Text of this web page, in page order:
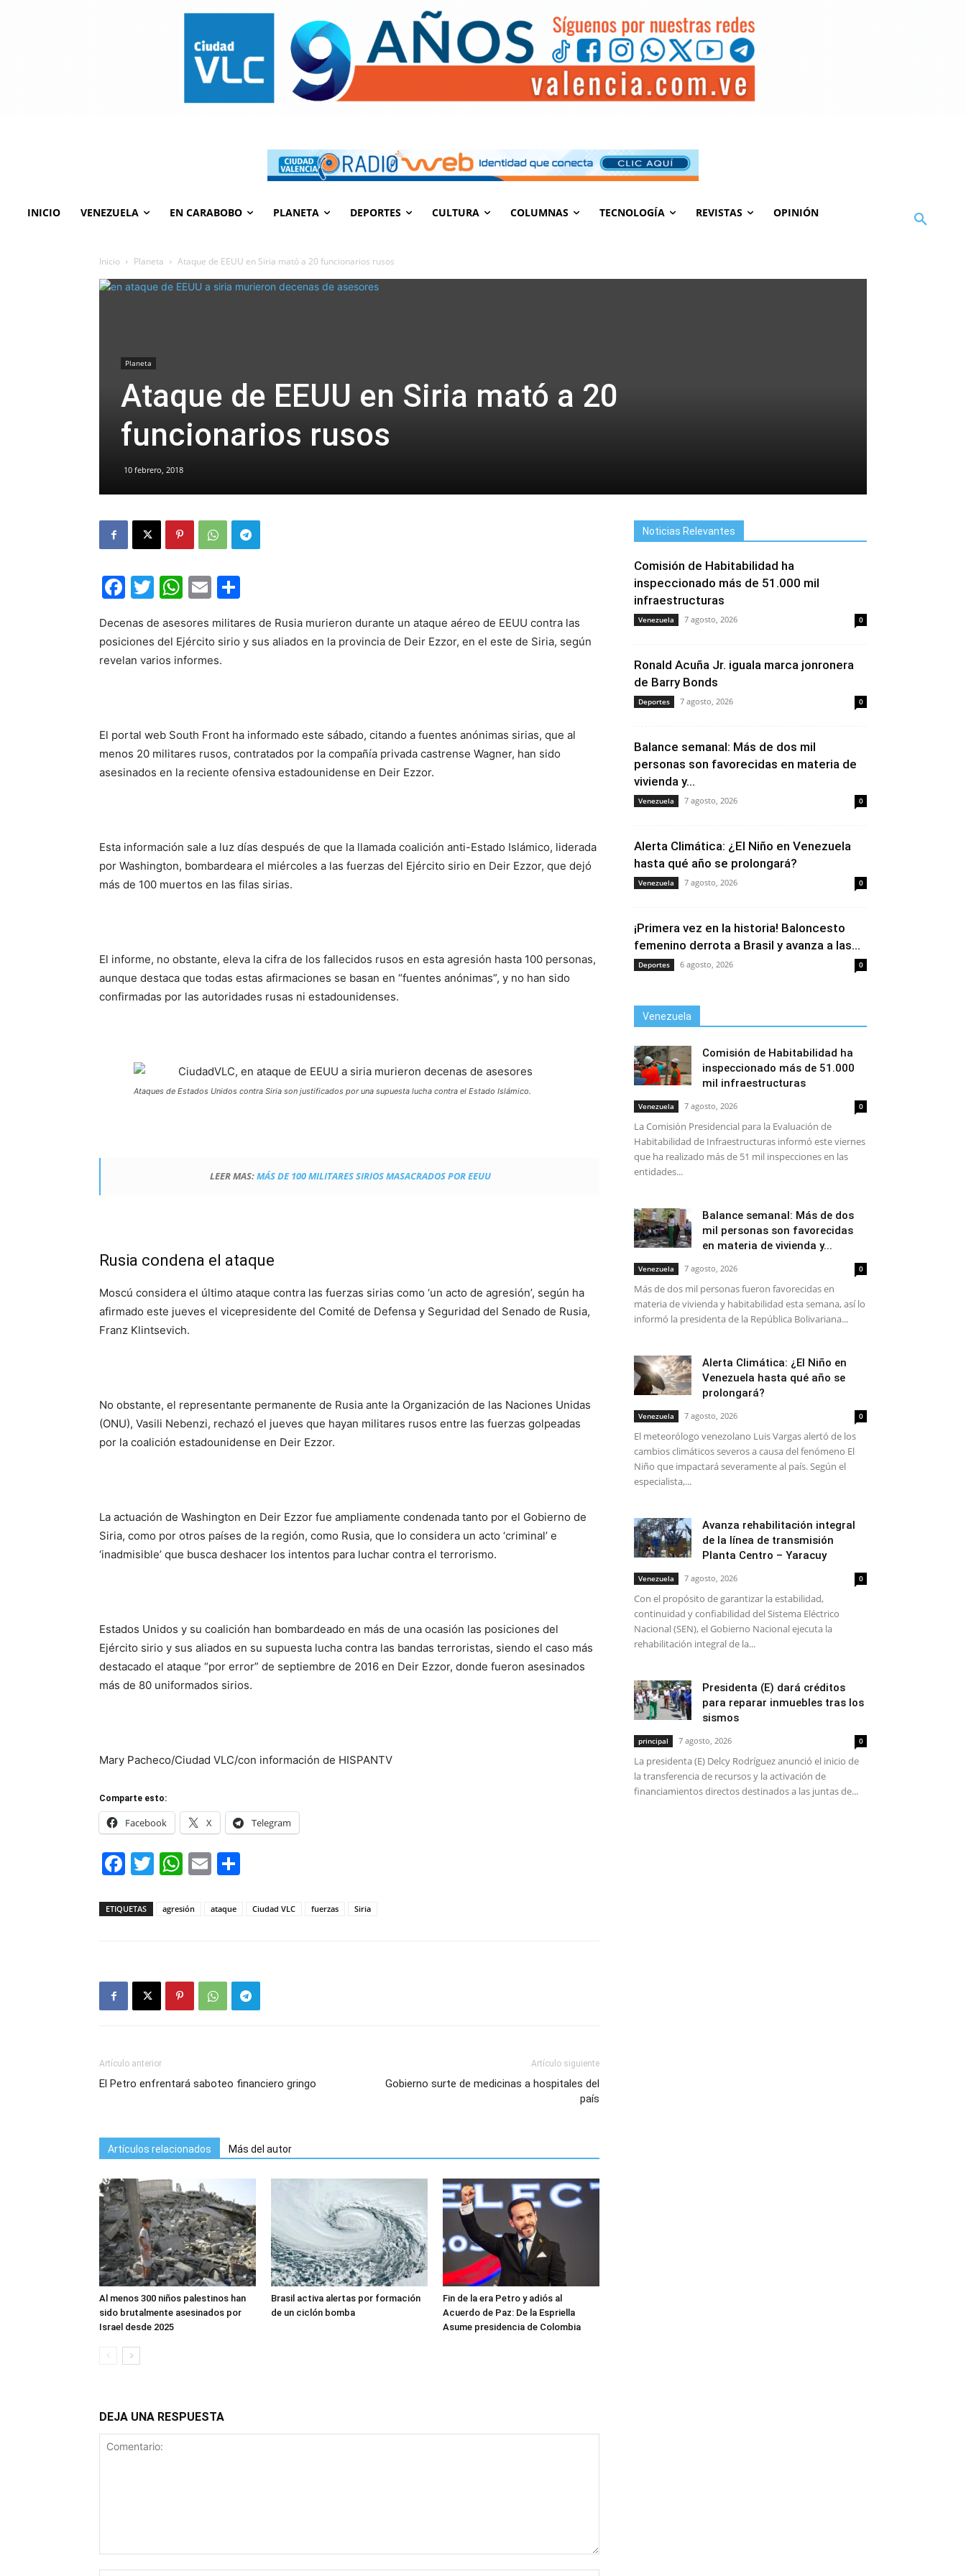
INICIO VENEZUELA EN CARABOBO PLANETA DEPORTES CULTURA COLUMNAS TECNOLOGÍA REVISTAS OPINIÓN
Inicio Planeta Ataque de EEUU en Siria mató a 20 funcionarios rusos
Planeta
Ataque de EEUU en Siria mató a 20
funcionarios rusos
10 febrero, 2018
Facebook
Twitter
WhatsApp
Email
Decenas de asesores militares de Rusia murieron durante un ataque aéreo de EEUU contra las
posiciones del Ejército sirio y sus aliados en la provincia de Deir Ezzor, en el este de Siria, según
revelan varios informes.
El portal web South Front ha informado este sábado, citando a fuentes anónimas sirias, que al
menos 20 militares rusos, contratados por la compañía privada castrense Wagner, han sido
asesinados en la reciente ofensiva estadounidense en Deir Ezzor.
Esta información sale a luz días después de que la llamada coalición anti-Estado Islámico, liderada
por Washington, bombardeara el miércoles a las fuerzas del Ejército sirio en Deir Ezzor, que dejó
más de 100 muertos en las filas sirias.
El informe, no obstante, eleva la cifra de los fallecidos rusos en esta agresión hasta 100 personas,
aunque destaca que todas estas afirmaciones se basan en “fuentes anónimas”, y no han sido
confirmadas por las autoridades rusas ni estadounidenses.
Ataques de Estados Unidos contra Siria son justificados por una supuesta lucha contra el Estado Islámico.
LEER MAS:MÁS DE 100 MILITARES SIRIOS MASACRADOS POR EEUU
Rusia condena el ataque
Moscú considera el último ataque contra las fuerzas sirias como ‘un acto de agresión’, según ha
afirmado este jueves el vicepresidente del Comité de Defensa y Seguridad del Senado de Rusia,
Franz Klintsevich.
No obstante, el representante permanente de Rusia ante la Organización de las Naciones Unidas
(ONU), Vasili Nebenzi, rechazó el jueves que hayan militares rusos entre las fuerzas golpeadas
por la coalición estadounidense en Deir Ezzor.
La actuación de Washington en Deir Ezzor fue ampliamente condenada tanto por el Gobierno de
Siria, como por otros países de la región, como Rusia, que lo considera un acto ‘criminal’ e
‘inadmisible’ que busca deshacer los intentos para luchar contra el terrorismo.
Estados Unidos y su coalición han bombardeado en más de una ocasión las posiciones del
Ejército sirio y sus aliados en su supuesta lucha contra las bandas terroristas, siendo el caso más
destacado el ataque “por error” de septiembre de 2016 en Deir Ezzor, donde fueron asesinados
más de 80 uniformados sirios.
Mary Pacheco/Ciudad VLC/con información de HISPANTV
Comparte esto:
Facebook X Telegram
Facebook
Twitter
WhatsApp
Email
ETIQUETAS agresión ataque Ciudad VLC fuerzas Siria
Artículo anterior
El Petro enfrentará saboteo financiero gringo
Artículo siguiente
Gobierno surte de medicinas a hospitales del
país
Artículos relacionados Más del autor
Al menos 300 niños palestinos han
sido brutalmente asesinados por
Israel desde 2025
Brasil activa alertas por formación
de un ciclón bomba
Fin de la era Petro y adiós al
Acuerdo de Paz: De la Espriella
Asume presidencia de Colombia
DEJA UNA RESPUESTA
Noticias Relevantes
Comisión de Habitabilidad ha
inspeccionado más de 51.000 mil
infraestructuras
Venezuela 7 agosto, 2026 0
Ronald Acuña Jr. iguala marca jonronera
de Barry Bonds
Deportes 7 agosto, 2026 0
Balance semanal: Más de dos mil
personas son favorecidas en materia de
vivienda y...
Venezuela 7 agosto, 2026 0
Alerta Climática: ¿El Niño en Venezuela
hasta qué año se prolongará?
Venezuela 7 agosto, 2026 0
¡Primera vez en la historia! Baloncesto
femenino derrota a Brasil y avanza a las...
Deportes 6 agosto, 2026 0
Venezuela
Comisión de Habitabilidad ha
inspeccionado más de 51.000
mil infraestructuras
Venezuela 7 agosto, 2026 0
La Comisión Presidencial para la Evaluación de
Habitabilidad de Infraestructuras informó este viernes
que ha realizado más de 51 mil inspecciones en las
entidades...
Balance semanal: Más de dos
mil personas son favorecidas
en materia de vivienda y...
Venezuela 7 agosto, 2026 0
Más de dos mil personas fueron favorecidas en
materia de vivienda y habitabilidad esta semana, así lo
informó la presidenta de la República Bolivariana...
Alerta Climática: ¿El Niño en
Venezuela hasta qué año se
prolongará?
Venezuela 7 agosto, 2026 0
El meteorólogo venezolano Luis Vargas alertó de los
cambios climáticos severos a causa del fenómeno El
Niño que impactará severamente al país. Según el
especialista,...
Avanza rehabilitación integral
de la línea de transmisión
Planta Centro – Yaracuy
Venezuela 7 agosto, 2026 0
Con el propósito de garantizar la estabilidad,
continuidad y confiabilidad del Sistema Eléctrico
Nacional (SEN), el Gobierno Nacional ejecuta la
rehabilitación integral de la...
Presidenta (E) dará créditos
para reparar inmuebles tras los
sismos
principal 7 agosto, 2026 0
La presidenta (E) Delcy Rodríguez anunció el inicio de
la transferencia de recursos y la activación de
financiamientos directos destinados a las juntas de...